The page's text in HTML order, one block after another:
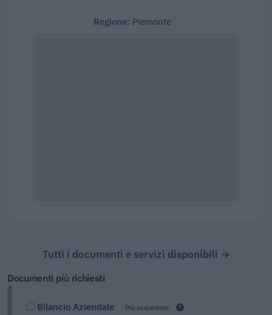
Regione: Piemonte
Tutti i documenti e servizi disponibili →
Documenti più richiesti
Bilancio Aziendale Più acquistato